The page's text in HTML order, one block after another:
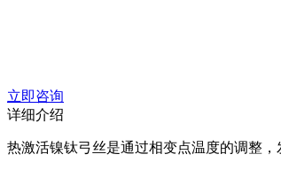
立即咨询
详细介绍
热激活镍钛弓丝是通过相变点温度的调整